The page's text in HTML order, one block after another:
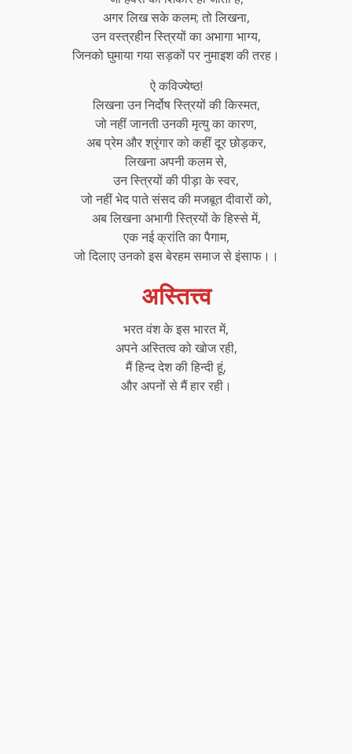
अगर लिख सके कलम; तो लिखना,
उन वस्त्रहीन स्त्रियों का अभागा भाग्य,
जिनको घुमाया गया सड़कों पर नुमाइश की तरह।
ऐ कविज्येष्ठ!
लिखना उन निर्दोष स्त्रियों की किस्मत,
जो नहीं जानती उनकी मृत्यु का कारण,
अब प्रेम और श्रृंगार को कहीं दूर छोड़कर,
लिखना अपनी कलम से,
उन स्त्रियों की पीड़ा के स्वर,
जो नहीं भेद पाते संसद की मजबूत दीवारों को,
अब लिखना अभागी स्त्रियों के हिस्से में,
एक नई क्रांति का पैगाम,
जो दिलाए उनको इस बेरहम समाज से इंसाफ।।
अस्तित्त्व
भरत वंश के इस भारत में,
अपने अस्तित्व को खोज रही,
मैं हिन्द देश की हिन्दी हूं,
और अपनों से मैं हार रही।